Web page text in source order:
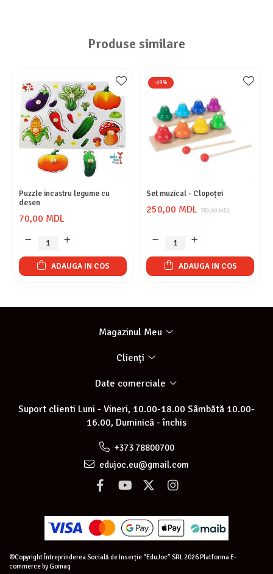
Produse similare
Puzzle incastru legume cu
desen
70,00 MDL
ADAUGA IN COS
-29%
Set muzical - Clopoței
350,00 MDL
250,00 MDL
ADAUGA IN COS
Magazinul Meu
Clienți
Date comerciale
Suport clienti Luni - Vineri, 10.00-18.00 Sâmbătă 10.00-
16.00, Duminică - închis
+373 78800700
edujoc.eu@gmail.com
©Copyright Întreprinderea Socială de Inserție “EduJoc” SRL 2026 Platforma E-
commerce by Gomag